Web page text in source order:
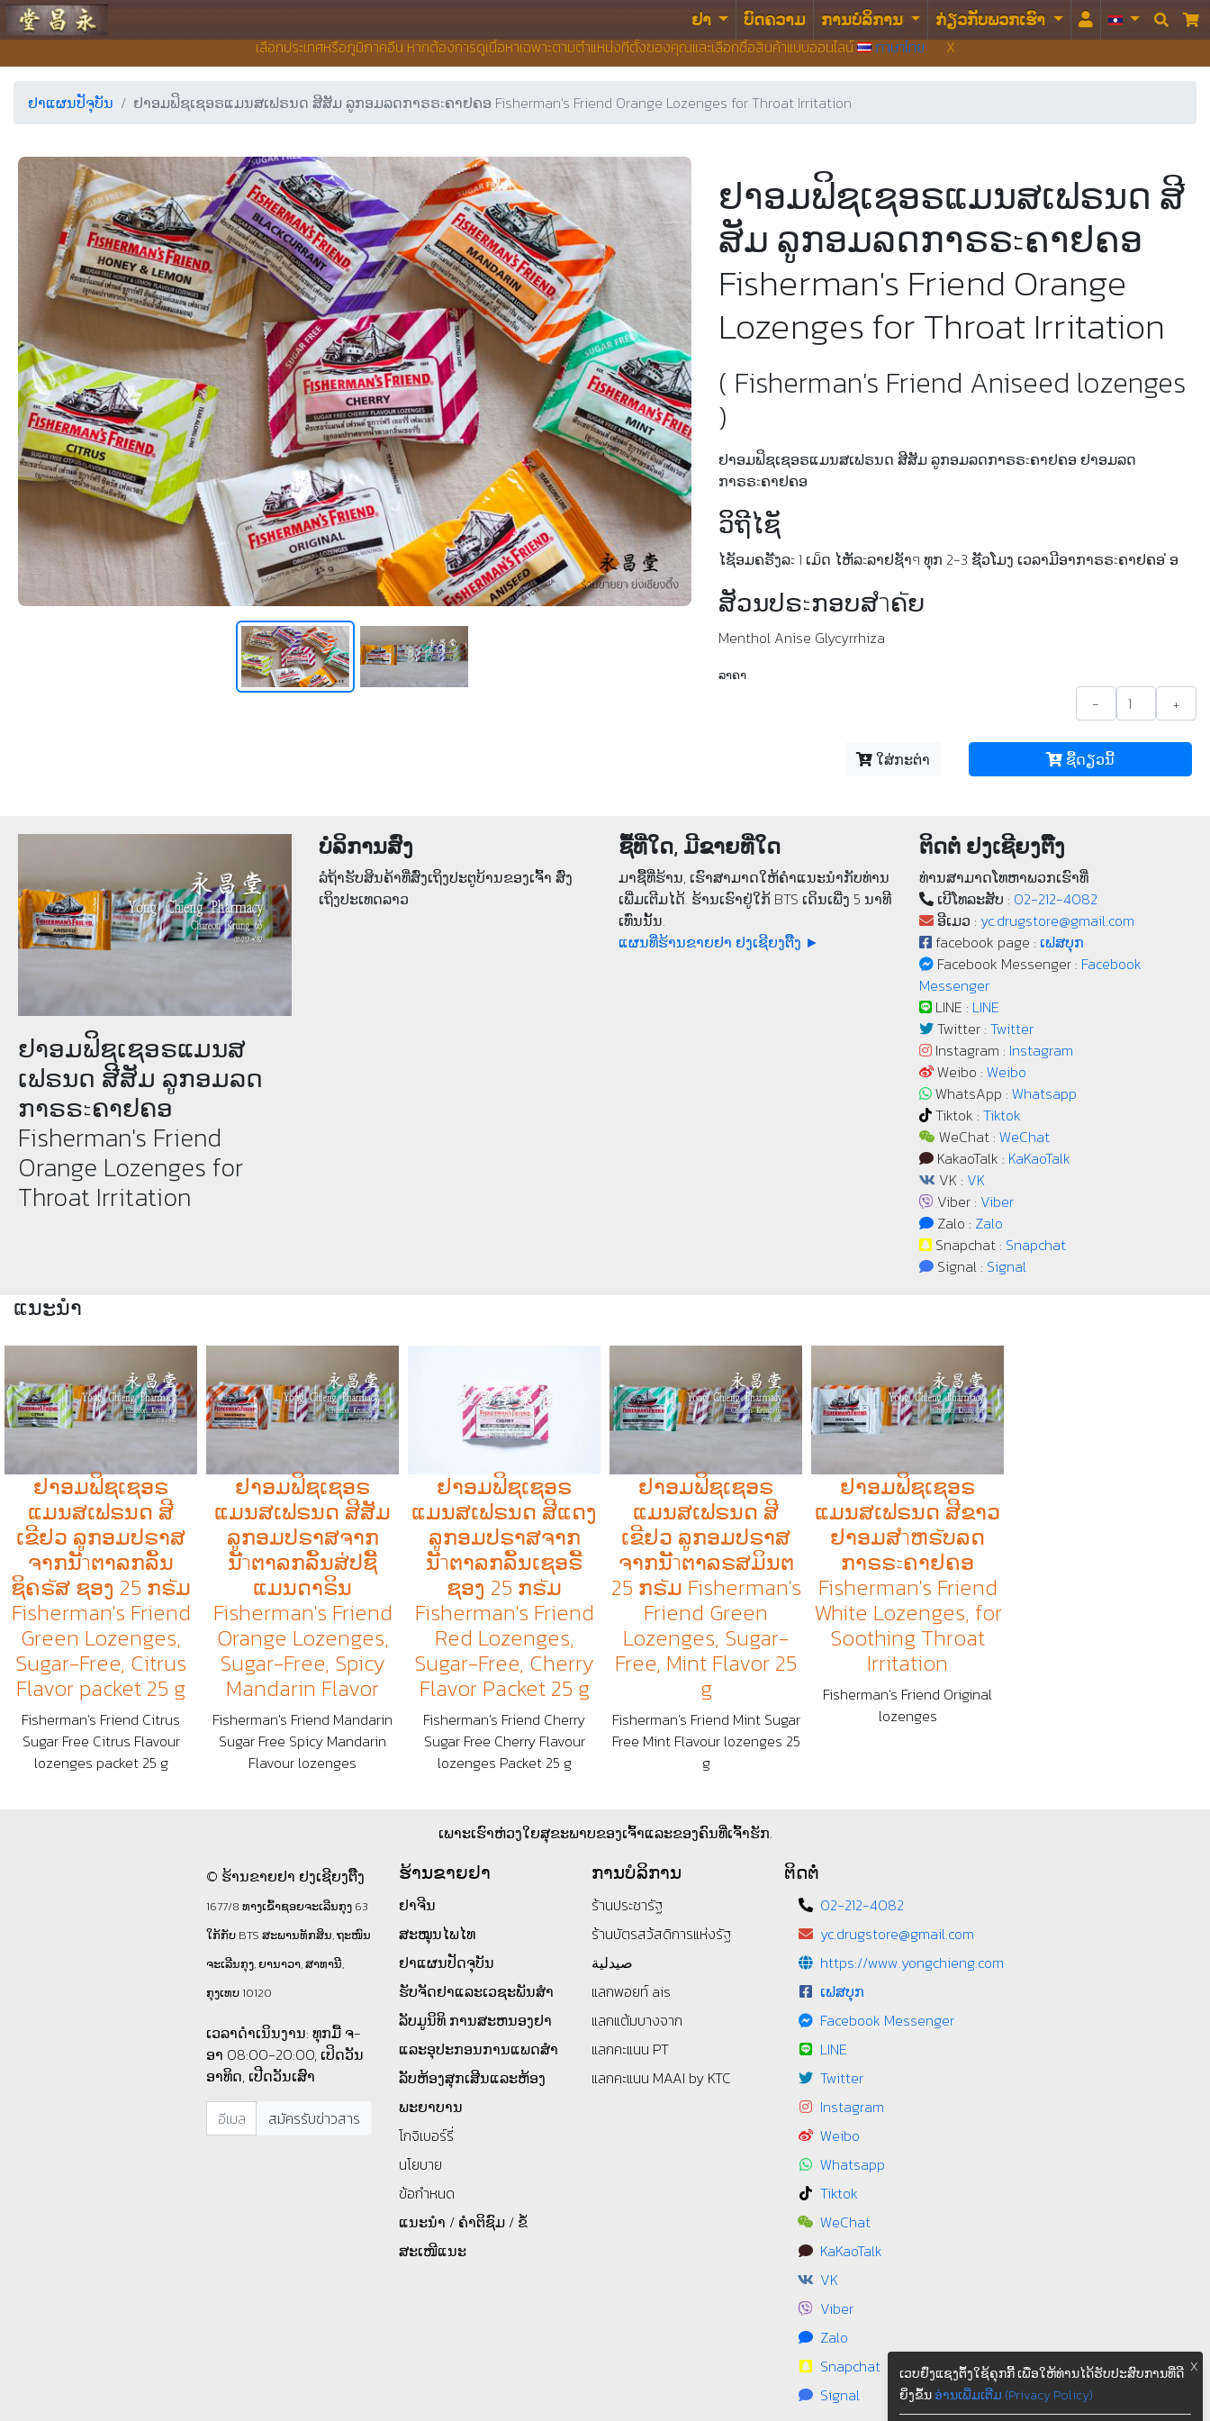
เลือกประเทศหรือภูมิภาคอื่น หากต้องการดูเนื้อหาเฉพาะตามตำแหน่งที่ตั้งของคุณและเลือกซื้อสินค้าแบบออนไลน์ ภาษาไทย X
ຮ້ານຂາຍຢາ ຢງເຊີຍງຕຶ໊ງ ຢາ ບົດຄວາມ ການບໍລິການ ກ່ຽວກັບພວກເຮົາ  
ຢາແຜນປັຈຸບັນ ຢາອມຟິຊເຊອຣແມນສເຟຣນດ ສີສັມ ລູກອມລດກາຣຣะຄາຢຄອ Fisherman's Friend Orange Lozenges for Throat Irritation
ຢາອມຟິຊເຊອຣແມນສເຟຣນດ ສີ
ສັມ ລູກອມລດກາຣຣะຄາຢຄອ
Fisherman's Friend Orange
Lozenges for Throat Irritation
( Fisherman's Friend Aniseed lozenges
)
ຢາອມຟິຊເຊອຣແມນສເຟຣນດ ສີສັມ ລູກອມລດກາຣຣะຄາຢຄອ ຢາອມລດ
ກາຣຣะຄາຢຄອ
ວິຖີໄຊັ
ໄຊັອມຄຣัັງລะ 1 ເມ็ດ ໄຫັລะລາຢຊັາๆ ທຸກ 2-3 ຊัັວໂມງ ເວລາມີອາກາຣຣะຄາຢຄອ ່ອ
ສັວນປຣะກອບສำຄัຍ
Menthol Anise Glycyrrhiza
ລາຄາ
- +
ໃສ່ກະຕ່າ ຊື້​ດຽວ​ນີ້
ຢາອມຟິຊເຊອຣແມນສ
ເຟຣນດ ສີສັມ ລູກອມລດ
ກາຣຣะຄາຢຄອ
Fisherman's Friend
Orange Lozenges for
Throat Irritation
ບໍລິການສົ່ງ
ລໍຖ້າຮັບສິນຄ້າທີ່ສົ່ງເຖິງປະຕູບ້ານຂອງເຈົ້າ ສົ່ງ
ເຖິງປະເທດລາວ
ຊື້ທີ່ໃດ, ມີຂາຍທີ່ໃດ
ມາຊື້ທີ່ຮ້ານ, ເຮົາສາມາດໃຫ້ຄໍາແນະນຳກັບທ່ານ
ເພີ່ມເຕີມໄດ້. ຮ້ານເຮົາຢູ່ໃກ້ BTS ເດິນເພີ່ງ 5 ນາທີ
ເທົ່ນນັ້ນ.
ແຜນທີ່ຮ້ານຂາຍຢາ ຢງເຊີຍງຕຶ໊ງ ►
ຕິດຕໍ່ ຢງເຊີຍງຕຶ໊ງ
ທ່ານສາມາດໂທຫາພວກເຮົາທີ່
ເບີ​ໂທລະ​ສັບ : 02-212-4082
ອີເມວ : yc.drugstore@gmail.com
facebook page : ເຟສບຸກ
Facebook Messenger : Facebook
Messenger
LINE : LINE
Twitter : Twitter
Instagram : Instagram
Weibo : Weibo
WhatsApp : Whatsapp
Tiktok : Tiktok
WeChat : WeChat
KakaoTalk : KaKaoTalk
VK : VK
Viber : Viber
Zalo : Zalo
Snapchat : Snapchat
Signal : Signal
ແນະນຳ
ຢາອມຟິຊເຊອຣ
ແມນສເຟຣນດ ສີ
ເຂີຢວ ລູກອມປຣາສ
ຈາກນັำຕາລກລິັນ
ຊິຄຣัສ ຊອງ 25 ກຣัມ
Fisherman's Friend
Green Lozenges,
Sugar-Free, Citrus
Flavor packet 25 g
Fisherman's Friend Citrus
Sugar Free Citrus Flavour
lozenges packet 25 g
ຢາອມຟິຊເຊອຣ
ແມນສເຟຣນດ ສີສັມ
ລູກອມປຣາສຈາກ
ນັำຕາລກລິັນສ່ປຊີັ
ແມນດາຣິນ
Fisherman's Friend
Orange Lozenges,
Sugar-Free, Spicy
Mandarin Flavor
Fisherman's Friend Mandarin
Sugar Free Spicy Mandarin
Flavour lozenges
ຢາອມຟິຊເຊອຣ
ແມນສເຟຣນດ ສີແດງ
ລູກອມປຣາສຈາກ
ນັำຕາລກລິັນເຊອຣີັ
ຊອງ 25 ກຣัມ
Fisherman's Friend
Red Lozenges,
Sugar-Free, Cherry
Flavor Packet 25 g
Fisherman's Friend Cherry
Sugar Free Cherry Flavour
lozenges Packet 25 g
ຢາອມຟິຊເຊອຣ
ແມນສເຟຣນດ ສີ
ເຂີຢວ ລູກອມປຣາສ
ຈາກນັำຕາລຣສມິນຕ
25 ກຣัມ Fisherman's
Friend Green
Lozenges, Sugar-
Free, Mint Flavor 25
g
Fisherman's Friend Mint Sugar
Free Mint Flavour lozenges 25
g
ຢາອມຟິຊເຊອຣ
ແມນສເຟຣນດ ສີຂາວ
ຢາອມສำຫຣัບລດ
ກາຣຣะຄາຢຄອ
Fisherman's Friend
White Lozenges, for
Soothing Throat
Irritation
Fisherman's Friend Original
lozenges
ເພາະເຮົາຫ່ວງໃຍສຸຂະພາບຂອງເຈົ້າແລະຂອງຄົນທີ່ເຈົ້າຮັກ.
© ຮ້ານຂາຍຢາ ຢງເຊີຍງຕຶ໊ງ
1677/8 ທາງເຂົ້າຊອຍຈະເລີນກຸງ 63
ໃກ້ກັບ BTS ສະພານທັກສິນ, ຖະໜົນ
ຈະເລີນກຸງ, ຍານາວາ, ສາທານີ,
ກຸງເທບ 10120
ເວລາດຳເນິນງານ: ທຸກມື້ ຈ-
ອາ 08:00-20:00, ເປິດວັນ
ອາທິດ, ເປີດວັນເສົາ
ຮ້ານ​ຂາຍ​ຢາ
ຢາຈີນ
ສະໝຸນໄພໄທ
ຢາແຜນປັດຈຸບັນ
ຮັບຈັດຢາແລະເວຊະພັນສໍາ
ລັບມູນິທິ ການສະຫນອງຢາ
ແລະອຸປະກອນການແພດສໍາ
ລັບຫ້ອງສຸກເສີນແລະຫ້ອງ
ພະຍາບານ
โกจิเบอร์รี่
นโยบาย
ข้อกำหนด
ແນະນຳ / ຄຳຕິຊົມ / ຂໍ້
ສະເໜີແນະ
ການບໍລິການ
ร้านประชารัฐ
ร้านบัตรสว้สดิการแห่งรัฐ
صيدلية
แลกพอยท์ ais
แลกแต้มบางจาก
แลกคะแนน PT
แลกคะแนน MAAI by KTC
ຕິດຕໍ່
02-212-4082
yc.drugstore@gmail.com
https://www.yongchieng.com
ເຟສບຸກ
Facebook Messenger
LINE
Twitter
Instagram
Weibo
Whatsapp
Tiktok
WeChat
KaKaoTalk
VK
Viber
Zalo
Snapchat
Signal
X
ເວບຢົ່ງແຊງຕຶ້ງໃຊ້ຄຸກກີ້ ເພື່ອໃຫ້ທ່ານໄດ້ຮັບປະສົບການທີ່ດີ
ຍິ່ງຂຶ້ນອ່ານເພີ່ມເຕີມ (Privacy Policy)